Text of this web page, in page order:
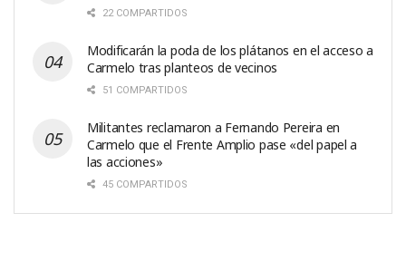
22 COMPARTIDOS
Modificarán la poda de los plátanos en el acceso a
Carmelo tras planteos de vecinos
51 COMPARTIDOS
Militantes reclamaron a Fernando Pereira en
Carmelo que el Frente Amplio pase «del papel a
las acciones»
45 COMPARTIDOS